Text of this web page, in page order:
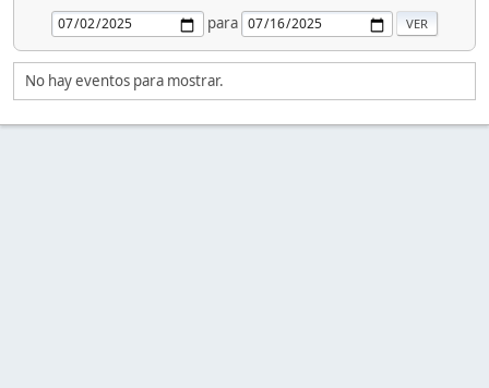
para
No hay eventos para mostrar.